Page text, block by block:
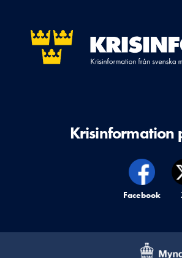
Krisinformation
Krisinformation
Facebook